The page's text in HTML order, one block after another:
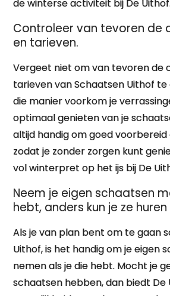
de winterse activiteit bij De
Controleer van tevoren de
en tarieven.
Vergeet niet om van tevoren de
tarieven van Schaatsen Uithof
die manier voorkom je
optimaal genieten van je
altijd handig om goed
zodat je zonder zorgen kunt
vol winterpret op het ijs bij De
Neem je eigen schaatsen
hebt, anders kun je ze
Als je van plan bent om te gaan
Uithof, is het handig om je eigen
nemen als je die hebt. Mocht je
schaatsen hebben, dan biedt De